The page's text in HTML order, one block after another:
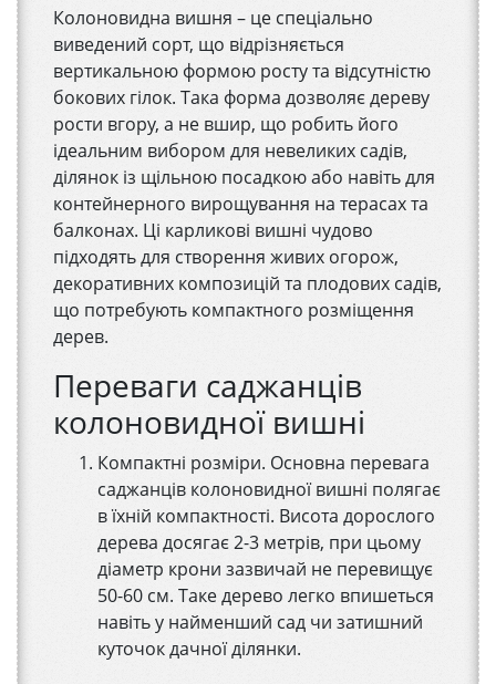
Колоновидна вишня – це спеціально
виведений сорт, що відрізняється
вертикальною формою росту та відсутністю
бокових гілок. Така форма дозволяє дереву
рости вгору, а не вшир, що робить його
ідеальним вибором для невеликих садів,
ділянок із щільною посадкою або навіть для
контейнерного вирощування на терасах та
балконах. Ці карликові вишні чудово
підходять для створення живих огорож,
декоративних композицій та плодових садів,
що потребують компактного розміщення
дерев.
Переваги саджанців
колоновидної вишні
Компактні розміри. Основна перевага
саджанців колоновидної вишні полягає
в їхній компактності. Висота дорослого
дерева досягає 2-3 метрів, при цьому
діаметр крони зазвичай не перевищує
50-60 см. Таке дерево легко впишеться
навіть у найменший сад чи затишний
куточок дачної ділянки.